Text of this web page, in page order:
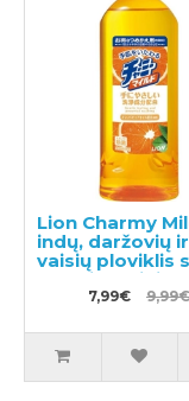
Lion Charmy
indų, daržovių ir
vaisių ploviklis
apelsinų
užpildas 400ml
7,99€ 9,99€